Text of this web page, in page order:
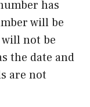
has
will be
not be
the date and
are not